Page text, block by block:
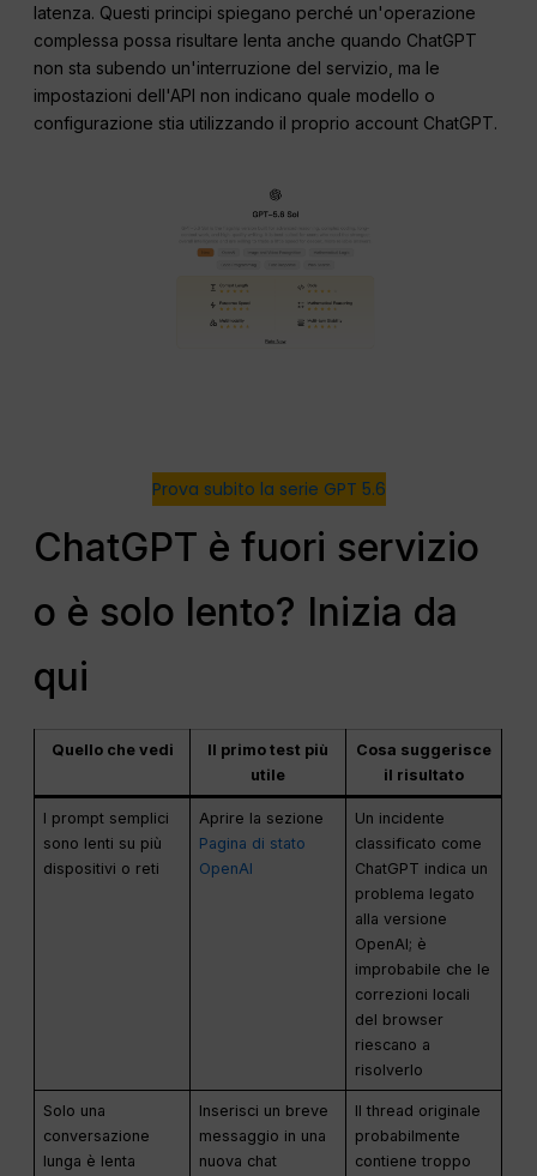
latenza. Questi principi spiegano perché un'operazione
complessa possa risultare lenta anche quando ChatGPT
non sta subendo un'interruzione del servizio, ma le
impostazioni dell'API non indicano quale modello o
configurazione stia utilizzando il proprio account ChatGPT.
Prova subito la serie GPT 5.6
ChatGPT è fuori servizio
o è solo lento? Inizia da
qui
Quello che vedi
Il primo test più
utile
Cosa suggerisce
il risultato
I prompt semplici
sono lenti su più
dispositivi o reti
Aprire la sezione
Pagina di stato
OpenAI
Un incidente
classificato come
ChatGPT indica un
problema legato
alla versione
OpenAI; è
improbabile che le
correzioni locali
del browser
riescano a
risolverlo
Solo una
conversazione
lunga è lenta
Inserisci un breve
messaggio in una
nuova chat
Il thread originale
probabilmente
contiene troppo